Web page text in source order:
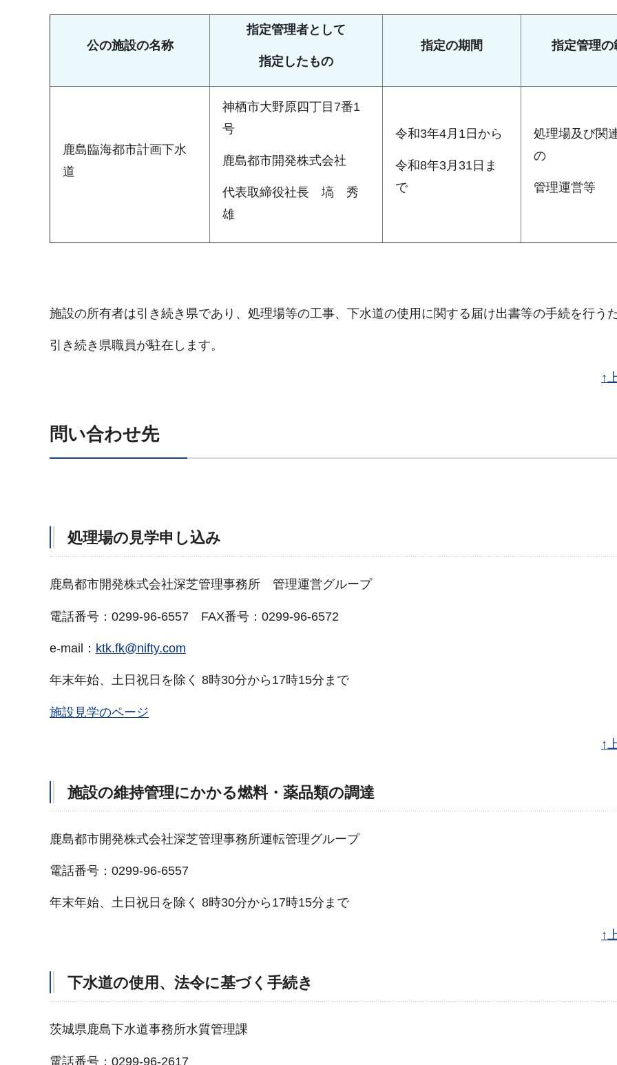
公の施設の名称
指定管理者として
指定したもの
指定の期間 指定管理の
鹿島臨海都市計画下水
道
神栖市大野原四丁目7番1
号
鹿島都市開発株式会社
代表取締役社長 塙 秀
雄
令和3年4月1日から
令和8年3月31日ま
で
処理場及び関
の
管理運営等
施設の所有者は引き続き県であり、処理場等の工事、下水道の使用に関する届け出書等の手続を行うた
引き続き県職員が駐在します。
↑
問い合わせ先
処理場の見学申し込み
鹿島都市開発株式会社深芝管理事務所 管理運営グループ
電話番号：0299-96-6557 FAX番号：0299-96-6572
e-mail： ktk.fk@nifty.com
年末年始、土日祝日を除く 8時30分から17時15分まで
施設見学のページ
↑
施設の維持管理にかかる燃料・薬品類の調達
鹿島都市開発株式会社深芝管理事務所運転管理グループ
電話番号：0299-96-6557
年末年始、土日祝日を除く 8時30分から17時15分まで
↑
下水道の使用、法令に基づく手続き
茨城県鹿島下水道事務所水質管理課
電話番号：0299-96-2617